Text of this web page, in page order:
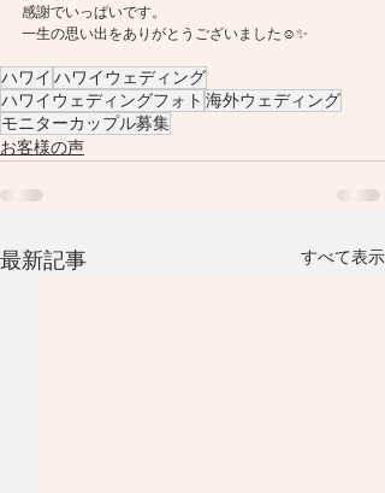
感謝でいっぱいです。
一生の思い出をありがとうございました☺️✨
ハワイ ハワイウェディング
ハワイウェディングフォト 海外ウェディング
モニターカップル募集
お客様の声
最新記事 すべて表示